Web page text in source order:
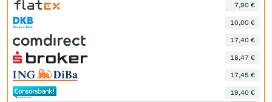
7,90 €
10,00 €
17,40 €
18,47 €
17,45 €
19,40 €